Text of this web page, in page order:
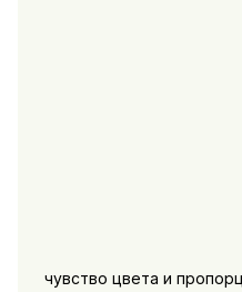
чувство цвета и